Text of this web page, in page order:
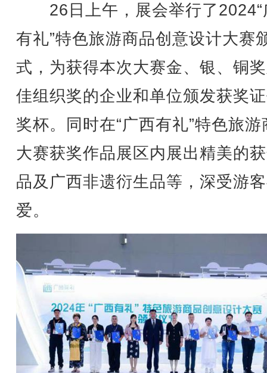
26日上午，展会举行了2024“
有礼”特色旅游商品创意设计大赛
式，为获得本次大赛金、银、铜
佳组织奖的企业和单位颁发获奖
奖杯。同时在“广西有礼”特色旅游
大赛获奖作品展区内展出精美的
品及广西非遗衍生品等，深受游
爱。